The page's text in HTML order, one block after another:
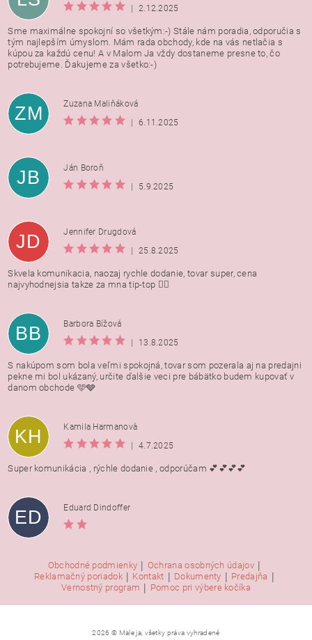
|
2.12.2025
Sme maximálne spokojní so všetkým:-) Stále nám poradia, odporučia s
tým najlepším úmyslom. Mám rada obchody, kde na vás netlačia s
kúpou za každú cenu! A v Malom Ja vždy dostaneme presne to, čo
potrebujeme. Ďakujeme za všetko:-)
ZM
Zuzana Maliňáková
|
6.11.2025
JB
Ján Boroň
|
5.9.2025
JD
Jennifer Drugdová
|
25.8.2025
Skvela komunikacia, naozaj rychle dodanie, tovar super, cena
najvyhodnejsia takze za mna tip-top 👍🏻
BB
Barbora Bížová
|
13.8.2025
S nakúpom som bola veľmi spokojná, tovar som pozerala aj na predajni
pekne mi bol ukázaný, určite ďalšie veci pre bábätko budem kupovať v
danom obchode 🩵🩶
KH
Kamila Harmanovà
|
4.7.2025
Super komunikácia , rýchle dodanie , odporúčam 💕💕💕💕
ED Eduard Dindoffer
Obchodné podmienky | Ochrana osobných údajov |
Reklamačný poriadok | Kontakt | Dokumenty | Predajňa |
Vernostný program | Pomoc pri výbere kočíka
2026 © Male ja, všetky práva vyhradené